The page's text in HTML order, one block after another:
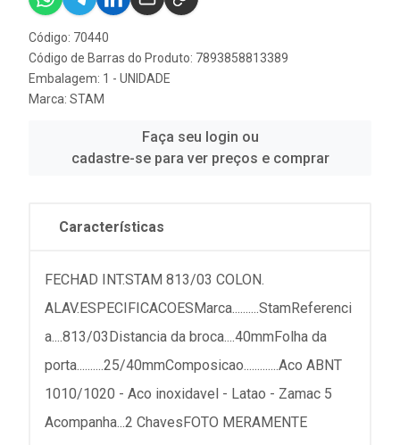
Código: 70440
Código de Barras do Produto: 7893858813389
Embalagem: 1 - UNIDADE
Marca: STAM
Faça seu login ou
cadastre-se para ver preços e comprar
Características
FECHAD INT.STAM 813/03 COLON.
ALAV.ESPECIFICACOESMarca..........StamReferenci
a....813/03Distancia da broca....40mmFolha da
porta..........25/40mmComposicao.............Aco ABNT
1010/1020 - Aco inoxidavel - Latao - Zamac 5
Acompanha...2 ChavesFOTO MERAMENTE